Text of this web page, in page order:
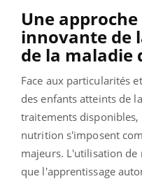
Une
innovante de
de la maladie
Face aux particularités
des enfants atteints de
traitements disponibles,
nutrition s'imposent
majeurs. L'utilisation
que l'apprentissage